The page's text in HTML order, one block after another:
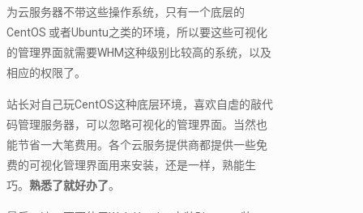
为云服务器不带这些操作系统，只有一个底层的
CentOS 或者Ubuntu之类的环境，所以要这些可视化
的管理界面就需要WHM这种级别比较高的系统，以及
相应的权限了。
站长对自己玩CentOS这种底层环境，喜欢自虐的敲代
码管理服务器，可以忽略可视化的管理界面。当然也
能节省一大笔费用。各个云服务提供商都提供一些免
费的可视化管理界面用来安装，还是一样，熟能生
巧。 熟悉了就好办了。